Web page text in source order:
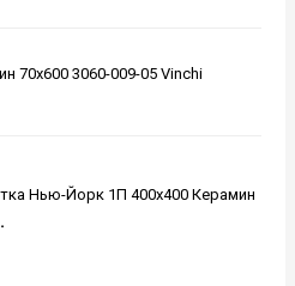
70x600 3060-009-05 Vinchi
Нью-Йорк 1П 400x400 Керамин